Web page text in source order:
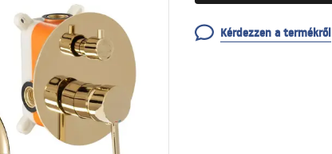
Kérdezzen a termékről